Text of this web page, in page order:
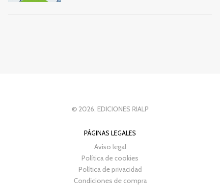
© 2026, EDICIONES RIALP
PÁGINAS LEGALES
Aviso legal
Política de cookies
Política de privacidad
Condiciones de compra